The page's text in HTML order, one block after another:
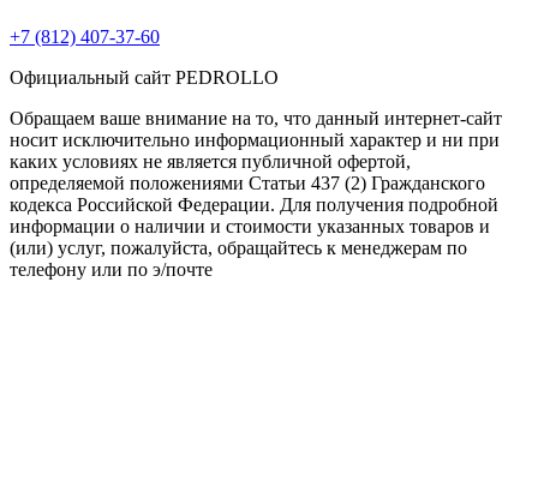
+7 (812) 407-37-60
Официальный сайт PEDROLLO
Обращаем ваше внимание на то, что данный интернет-сайт
носит исключительно информационный характер и ни при
каких условиях не является публичной офертой,
определяемой положениями Статьи 437 (2) Гражданского
кодекса Российской Федерации. Для получения подробной
информации о наличии и стоимости указанных товаров и
(или) услуг, пожалуйста, обращайтесь к менеджерам по
телефону или по э/почте